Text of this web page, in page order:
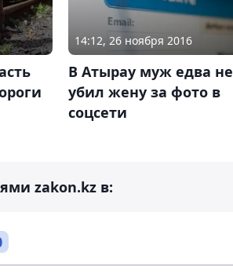
14:12, 26 ноября 2016
В Атырау муж едва не
убил жену за фото в
соцсети
zakon.kz в: